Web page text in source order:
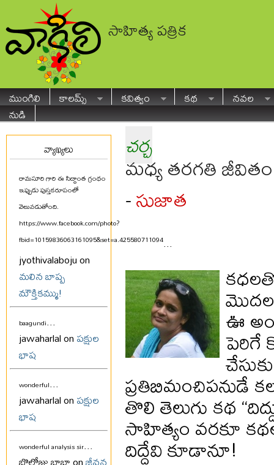
సాహిత్య పత్రిక
ముంగిలి కాలమ్స్ కవిత్వం కథ
నవల
నుడి
వ్యాఖ్యలు
రామసూరి గారి ఈ సిద్ధాంత గ్రంథం
ఇప్పుడు పుస్తకరూపంలో
వెలువడుతోంది.
https://www.facebook.com/photo?
fbid=10159836063161095&set=a.425580711094...
jyothivalaboju on
మలిన బాష్ప
మౌక్తికమ్ము!
baagundi...
jawaharlal onపక్షుల
భాష
wonderful...
jawaharlal onపక్షుల
భాష
wonderful analysis sir...
చర్చ
మధ్య తరగతి
-సుజాత
ఊ
పెరిగే
ప్రతిబిమంచిపనుడే
తొలి తెలుగు కథ
సాహిత్యం వరకూ
దిద్దేవి కూడానూ!